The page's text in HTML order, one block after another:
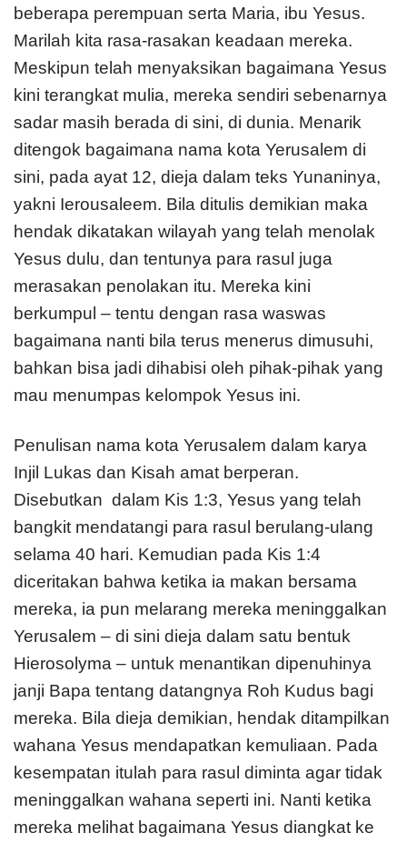
beberapa perempuan serta Maria, ibu Yesus.
Marilah kita rasa-rasakan keadaan mereka.
Meskipun telah menyaksikan bagaimana Yesus
kini terangkat mulia, mereka sendiri sebenarnya
sadar masih berada di sini, di dunia. Menarik
ditengok bagaimana nama kota Yerusalem di
sini, pada ayat 12, dieja dalam teks Yunaninya,
yakni Ierousaleem. Bila ditulis demikian maka
hendak dikatakan wilayah yang telah menolak
Yesus dulu, dan tentunya para rasul juga
merasakan penolakan itu. Mereka kini
berkumpul – tentu dengan rasa waswas
bagaimana nanti bila terus menerus dimusuhi,
bahkan bisa jadi dihabisi oleh pihak-pihak yang
mau menumpas kelompok Yesus ini.
Penulisan nama kota Yerusalem dalam karya
Injil Lukas dan Kisah amat berperan.
Disebutkan dalam Kis 1:3, Yesus yang telah
bangkit mendatangi para rasul berulang-ulang
selama 40 hari. Kemudian pada Kis 1:4
diceritakan bahwa ketika ia makan bersama
mereka, ia pun melarang mereka meninggalkan
Yerusalem – di sini dieja dalam satu bentuk
Hierosolyma – untuk menantikan dipenuhinya
janji Bapa tentang datangnya Roh Kudus bagi
mereka. Bila dieja demikian, hendak ditampilkan
wahana Yesus mendapatkan kemuliaan. Pada
kesempatan itulah para rasul diminta agar tidak
meninggalkan wahana seperti ini. Nanti ketika
mereka melihat bagaimana Yesus diangkat ke